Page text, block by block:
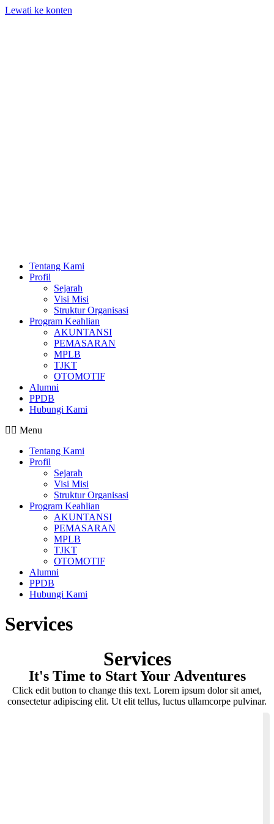
Lewati ke konten
Tentang Kami
Profil
Sejarah
Visi Misi
Struktur Organisasi
Program Keahlian
AKUNTANSI
PEMASARAN
MPLB
TJKT
OTOMOTIF
Alumni
PPDB
Hubungi Kami
Menu
Tentang Kami
Profil
Sejarah
Visi Misi
Struktur Organisasi
Program Keahlian
AKUNTANSI
PEMASARAN
MPLB
TJKT
OTOMOTIF
Alumni
PPDB
Hubungi Kami
Services
Services
It's Time to Start Your Adventures
Click edit button to change this text. Lorem ipsum dolor sit amet,
consectetur adipiscing elit. Ut elit tellus, luctus ullamcorpe pulvinar.